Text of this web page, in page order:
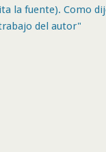
la fuente). Como
del autor"